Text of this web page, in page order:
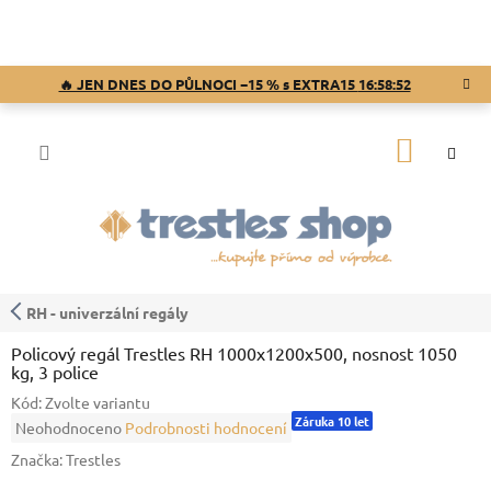
🔥 JEN DNES DO PŮLNOCI −15 % s EXTRA15 16:58:51
RH - univerzální regály
Policový regál Trestles RH 1000x1200x500, nosnost 1050
kg, 3 police
Kód:Zvolte variantu
Průměrné
produktu
Neohodnoceno Podrobnosti hodnocení Záruka 10 let
Značka:Trestles